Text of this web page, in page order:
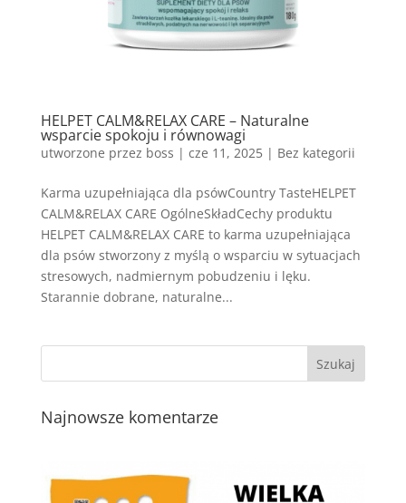
HELPET CALM&RELAX CARE – Naturalne
wsparcie spokoju i równowagi
utworzone przez boss | cze 11, 2025| Bez kategorii
Karma uzupełniająca dla psówCountry TasteHELPET
CALM&RELAX CARE OgólneSkładCechy produktu
HELPET CALM&RELAX CARE to karma uzupełniająca
dla psów stworzony z myślą o wsparciu w sytuacjach
stresowych, nadmiernym pobudzeniu i lęku.
Starannie dobrane, naturalne...
Najnowsze komentarze